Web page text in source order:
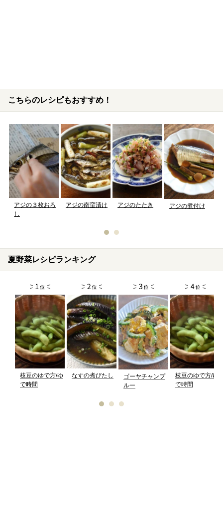
こちらのレシピもおすすめ！
アジの３枚おろ
し
アジの南蛮漬け アジのたたき アジの煮付け
夏野菜レシピランキング
枝豆のゆで方/ゆ
で時間
なすの煮びたし
ゴーヤチャンプ
ルー
枝豆のゆで方/ゆ
で時間